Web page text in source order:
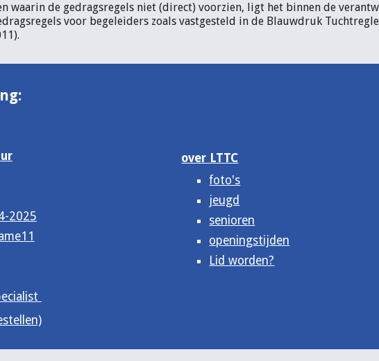
waarin de gedragsregels niet (direct) voorzien, ligt het binnen de
voor begeleiders zoals vastgesteld in de Blauwdruk
2025
over LTTC
foto's
jeugd
senioren
openingstijden
Lid worden?